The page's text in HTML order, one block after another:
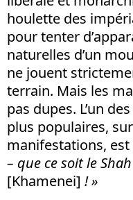
houlette des
pour tenter
naturelles d’un
ne jouent
terrain. Mais les
pas dupes. L’un
plus populaires,
manifestations, est
– que ce soit le
[Khamenei] !»